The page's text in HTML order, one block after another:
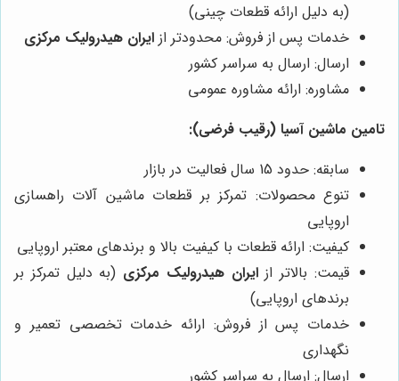
(به دلیل ارائه قطعات چینی)
خدمات پس از فروش: محدودتر از ایران هیدرولیک مرکزی
ارسال: ارسال به سراسر کشور
مشاوره: ارائه مشاوره عمومی
تامین ماشین آسیا (رقیب فرضی):
سابقه: حدود 15 سال فعالیت در بازار
تنوع محصولات: تمرکز بر قطعات ماشین آلات راهسازی
اروپایی
کیفیت: ارائه قطعات با کیفیت بالا و برندهای معتبر اروپایی
قیمت: بالاتر ازایران هیدرولیک مرکزی (به دلیل تمرکز بر
برندهای اروپایی)
خدمات پس از فروش: ارائه خدمات تخصصی تعمیر و
نگهداری
ارسال: ارسال به سراسر کشور